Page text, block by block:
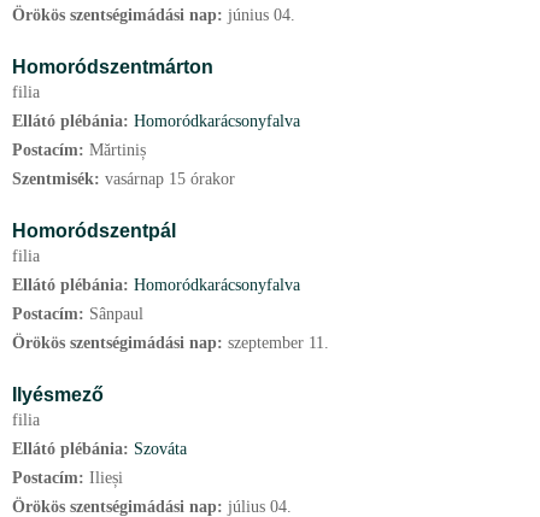
Örökös szentségimádási nap: június 04.
Homoródszentmárton
filia
Ellátó plébánia: Homoródkarácsonyfalva
Postacím: Mărtiniș
Szentmisék: vasárnap 15 órakor
Homoródszentpál
filia
Ellátó plébánia: Homoródkarácsonyfalva
Postacím: Sânpaul
Örökös szentségimádási nap: szeptember 11.
Ilyésmező
filia
Ellátó plébánia: Szováta
Postacím: Ilieși
Örökös szentségimádási nap: július 04.